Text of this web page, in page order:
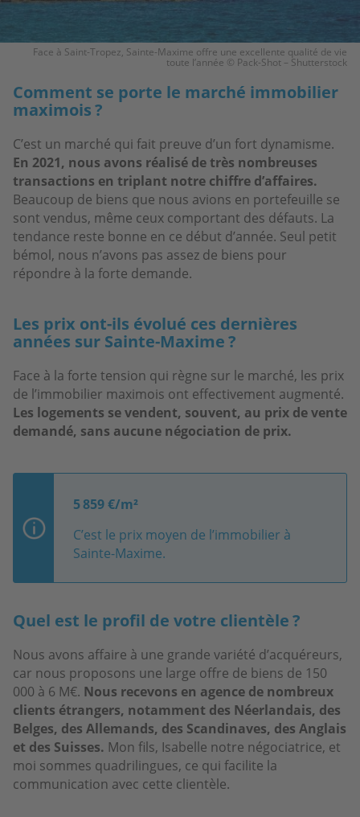
Face à Saint-Tropez, Sainte-Maxime offre une excellente qualité de vie
toute l’année © Pack-Shot – Shutterstock
Comment se porte le marché immobilier
maximois ?
C’est un marché qui fait preuve d’un fort dynamisme.
En 2021, nous avons réalisé de très nombreuses
transactions en triplant notre chiffre d’affaires.
Beaucoup de biens que nous avions en portefeuille se
sont vendus, même ceux comportant des défauts. La
tendance reste bonne en ce début d’année. Seul petit
bémol, nous n’avons pas assez de biens pour
répondre à la forte demande.
Les prix ont-ils évolué ces dernières
années sur Sainte-Maxime ?
Face à la forte tension qui règne sur le marché, les prix
de l’immobilier maximois ont effectivement augmenté.
Les logements se vendent, souvent, au prix de vente
demandé, sans aucune négociation de prix.
5 859 €/m²
C’est le prix moyen de l’immobilier à
Sainte-Maxime.
Quel est le profil de votre clientèle ?
Nous avons affaire à une grande variété d’acquéreurs,
car nous proposons une large offre de biens de 150
000 à 6 M€. Nous recevons en agence de nombreux
clients étrangers, notamment des Néerlandais, des
Belges, des Allemands, des Scandinaves, des Anglais
et des Suisses. Mon fils, Isabelle notre négociatrice, et
moi sommes quadrilingues, ce qui facilite la
communication avec cette clientèle.